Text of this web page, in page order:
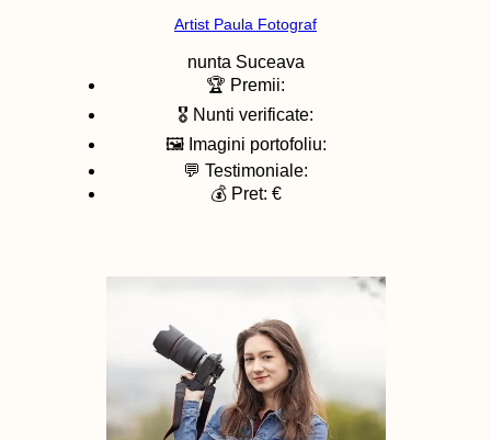
Artist Paula Fotograf
nunta Suceava
🏆 Premii:
🎖️ Nunti verificate:
🖼️ Imagini portofoliu:
💬 Testimoniale:
💰 Pret: €